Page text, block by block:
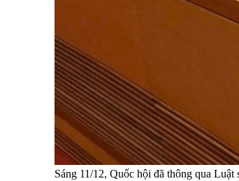
Sáng 11/12, Quốc hội đã thông qua